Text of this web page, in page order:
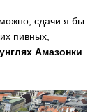
сдачи я бы
пивных,
Амазонки.